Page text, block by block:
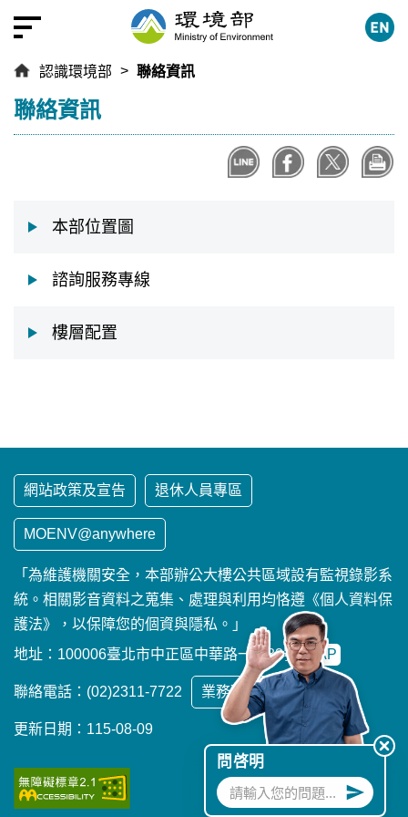
跳
到
要
內
認識環境部
聯絡資訊
:::
聯絡資訊
本部位置圖
諮詢服務專線
樓層配置
網站政策及宣告 退休人員專區
MOENV@anywhere
「為維護機關安全，本部辦公大樓公共區域設有監視錄影系
統。相關影音資料之蒐集、處理與利用均恪遵《個人資料保
護法》，以保障您的個資與隱私。」
地址：100006臺北市中正區中華路一段83號 MAP
聯絡電話：(02)2311-7722 業務聯繫窗口
更新日期：115-08-09
問啓明